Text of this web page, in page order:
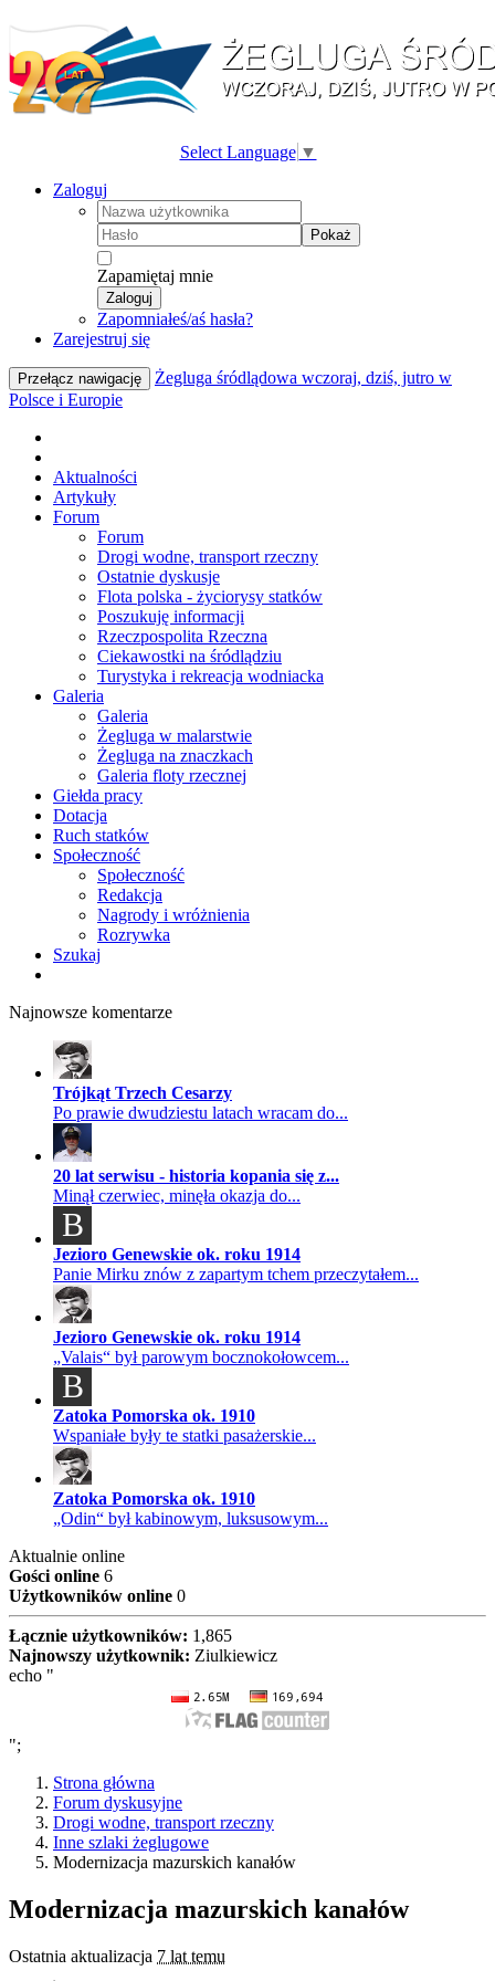
Select Language ▼
Zaloguj
Pokaż
Zapamiętaj mnie
Zaloguj
Zapomniałeś/aś hasła?
Zarejestruj się
Przełącz nawigację
Żegluga śródlądowa wczoraj, dziś, jutro w
Polsce i Europie
Aktualności
Artykuły
Forum
Forum
Drogi wodne, transport rzeczny
Ostatnie dyskusje
Flota polska - życiorysy statków
Poszukuję informacji
Rzeczpospolita Rzeczna
Ciekawostki na śródlądziu
Turystyka i rekreacja wodniacka
Galeria
Galeria
Żegluga w malarstwie
Żegluga na znaczkach
Galeria floty rzecznej
Giełda pracy
Dotacja
Ruch statków
Społeczność
Społeczność
Redakcja
Nagrody i wróżnienia
Rozrywka
Szukaj
Najnowsze komentarze
Trójkąt Trzech Cesarzy
Po prawie dwudziestu latach wracam do...
20 lat serwisu - historia kopania się z...
Minął czerwiec, minęła okazja do...
B
Jezioro Genewskie ok. roku 1914
Panie Mirku znów z zapartym tchem przeczytałem...
Jezioro Genewskie ok. roku 1914
„Valais“ był parowym bocznokołowcem...
B
Zatoka Pomorska ok. 1910
Wspaniałe były te statki pasażerskie...
Zatoka Pomorska ok. 1910
„Odin“ był kabinowym, luksusowym...
Aktualnie online
Gości online 6
Użytkowników online 0
Łącznie użytkowników: 1,865
Najnowszy użytkownik: Ziulkiewicz
echo "
";
Strona główna
Forum dyskusyjne
Drogi wodne, transport rzeczny
Inne szlaki żeglugowe
Modernizacja mazurskich kanałów
Modernizacja mazurskich kanałów
Ostatnia aktualizacja 7 lat temu